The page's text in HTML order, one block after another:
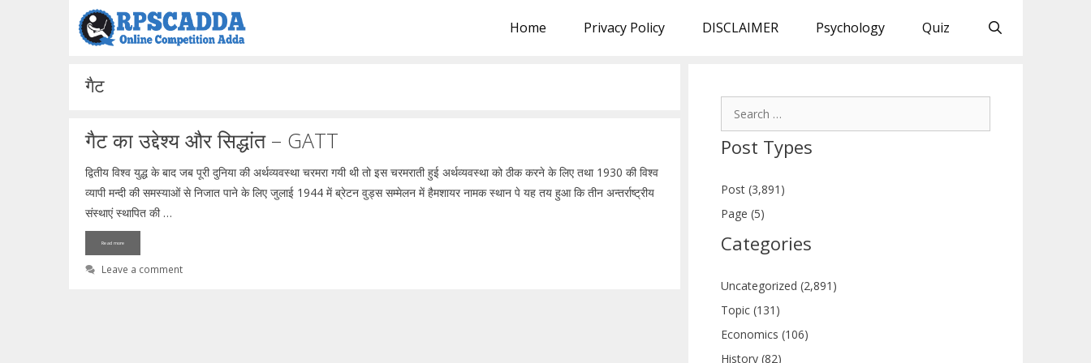
Home Privacy Policy DISCLAIMER Psychology Quiz
गैट
गैट का उद्देश्य और सिद्धांत – GATT
द्वितीय विश्व युद्ध के बाद जब पूरी दुनिया की अर्थव्यवस्था चरमरा गयी थी तो इस चरमराती हुई अर्थव्यवस्था को ठीक करने के लिए तथा 1930 की विश्व
व्यापी मन्दी की समस्याओं से निजात पाने के लिए जुलाई 1944 में ब्रेटन वुड्स सम्मेलन में हैमशायर नामक स्थान पे यह तय हुआ कि तीन अन्तर्राष्ट्रीय
संस्थाएं स्थापित की …
Read more
Leave a comment
Post Types
Post (3,891)
Page (5)
Categories
Uncategorized (2,891)
Topic (131)
Economics (106)
History (82)